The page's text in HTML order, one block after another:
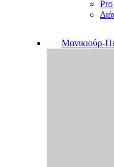
Pro
Μανικιούρ-